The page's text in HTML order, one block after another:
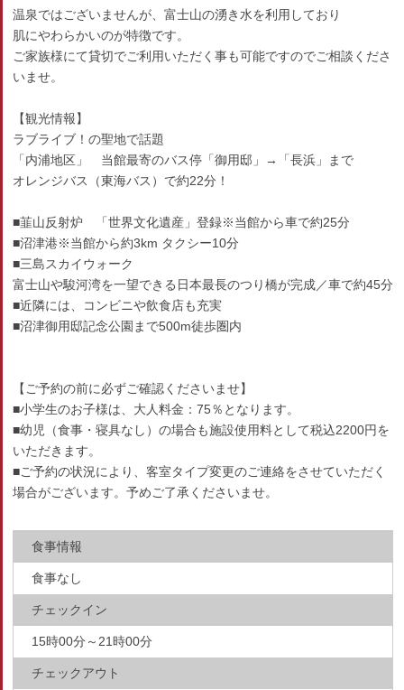
温泉ではございませんが、富士山の湧き水を利用しており
肌にやわらかいのが特徴です。
ご家族様にて貸切でご利用いただく事も可能ですのでご相談くださ
いませ。
【観光情報】
ラブライブ！の聖地で話題
「内浦地区」 当館最寄のバス停「御用邸」→「長浜」まで
オレンジバス（東海バス）で約22分！
■韮山反射炉 「世界文化遺産」登録※当館から車で約25分
■沼津港※当館から約3km タクシー10分
■三島スカイウォーク
富士山や駿河湾を一望できる日本最長のつり橋が完成／車で約45分
■近隣には、コンビニや飲食店も充実
■沼津御用邸記念公園まで500m徒歩圏内
【ご予約の前に必ずご確認くださいませ】
■小学生のお子様は、大人料金：75％となります。
■幼児（食事・寝具なし）の場合も施設使用料として税込2200円を
いただきます。
■ご予約の状況により、客室タイプ変更のご連絡をさせていただく
場合がございます。予めご了承くださいませ。
食事情報
食事なし
チェックイン
15時00分～21時00分
チェックアウト